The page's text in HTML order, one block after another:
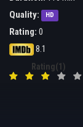
Quality:
HD
Rating: 0
8.1
Rating(1)